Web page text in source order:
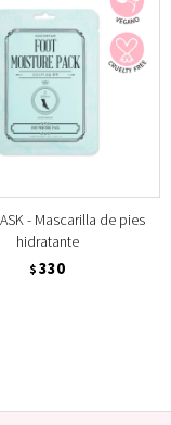
- Mascarilla de pies
hidratante
$ 330